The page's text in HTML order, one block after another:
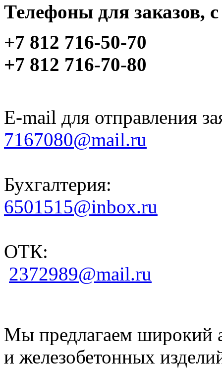
Телефоны для заказов,
+7 812 716-50-70
+7 812 716-70-80
E-mail для отправления
7167080@mail.ru
Бухгалтерия:
6501515@inbox.ru
ОТК:
2372989@mail.ru
Мы предлагаем широкий
и железобетонных